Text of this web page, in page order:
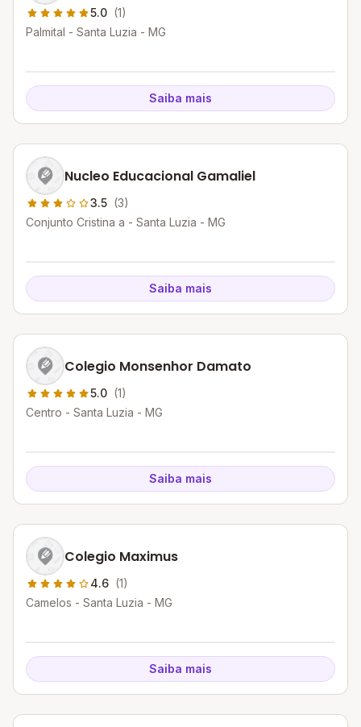
5.0 (1)
Palmital - Santa Luzia - MG
Saiba mais
Nucleo Educacional Gamaliel
3.5 (3)
Conjunto Cristina a - Santa Luzia - MG
Saiba mais
Colegio Monsenhor Damato
5.0 (1)
Centro - Santa Luzia - MG
Saiba mais
Colegio Maximus
4.6 (1)
Camelos - Santa Luzia - MG
Saiba mais